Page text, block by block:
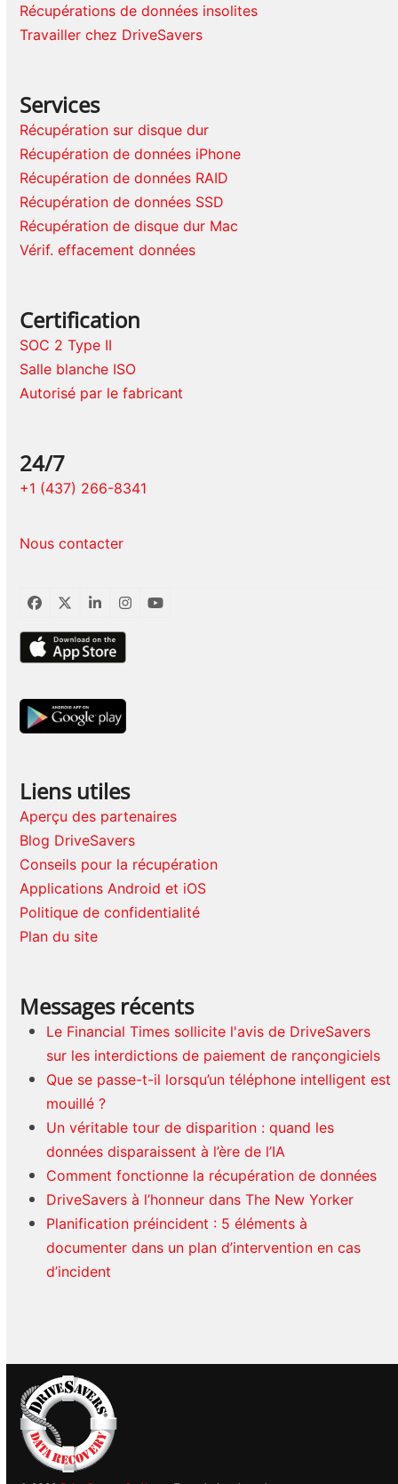
Récupérations de données insolites
Travailler chez DriveSavers
Services
Récupération sur disque dur
Récupération de données iPhone
Récupération de données RAID
Récupération de données SSD
Récupération de disque dur Mac
Vérif. effacement données
Certification
SOC 2 Type II
Salle blanche ISO
Autorisé par le fabricant
24/7
+1 (437) 266-8341
Nous contacter
Facebook
TwitterLinkedInInstagram
YouTube
Liens utiles
Aperçu des partenaires
Blog DriveSavers
Conseils pour la récupération
Applications Android et iOS
Politique de confidentialité
Plan du site
Messages récents
Le Financial Times sollicite l'avis de DriveSavers
sur les interdictions de paiement de rançongiciels
Que se passe-t-il lorsqu’un téléphone intelligent est
mouillé ?
Un véritable tour de disparition : quand les
données disparaissent à l’ère de l’IA
Comment fonctionne la récupération de données
DriveSavers à l’honneur dans The New Yorker
Planification préincident : 5 éléments à
documenter dans un plan d’intervention en cas
d’incident